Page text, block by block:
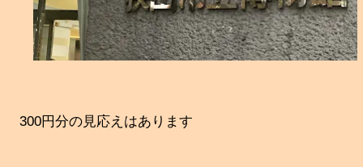
300円分の見応えはあります